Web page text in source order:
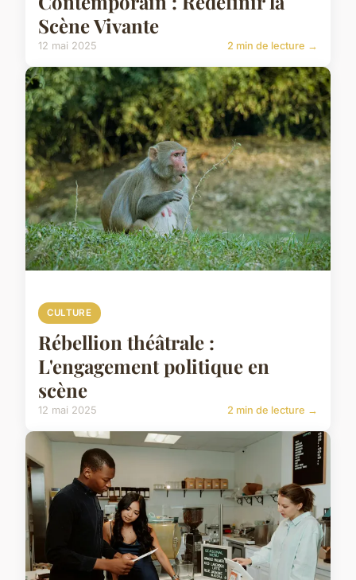
Scène Vivante
12 mai 2025 2 min de lecture →
CULTURE
Rébellion théâtrale :
L'engagement politique en
scène
12 mai 2025 2 min de lecture →